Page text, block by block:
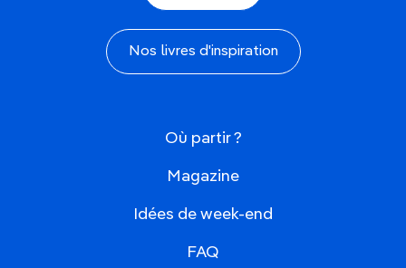
Nos livres d'inspiration
Où partir ?
Magazine
Idées de week-end
FAQ